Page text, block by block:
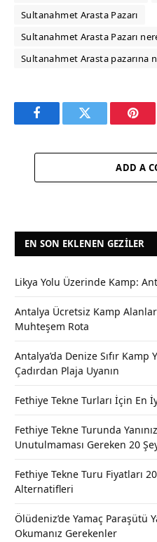
Sultanahmet Arasta Pazarı
Sultanahmet Arasta Pazarı
Sultanahmet Arasta pazarına
FacebookTwitter
ADD A
EN SON EKLENEN GEZILER
Likya Yolu Üzerinde Kamp:
Antalya Ücretsiz Kamp
Muhteşem Rota
Antalya’da Denize Sıfır Kamp
Çadırdan Plaja Uyanın
Fethiye Tekne Turları İçin En
Fethiye Tekne Turunda
Unutulmaması Gereken 20
Fethiye Tekne Turu Fiyatları
Alternatifleri
Ölüdeniz’de Yamaç Paraşütü
Okumanız Gerekenler